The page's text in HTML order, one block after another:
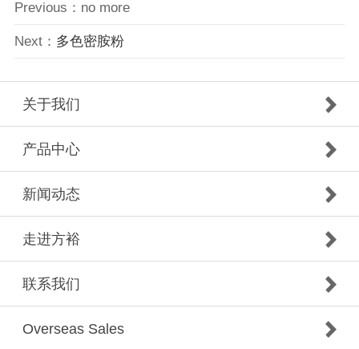
Previous：no more
Next： 多色密胺粉
关于我们
产品中心
新闻动态
走进方裕
联系我们
Overseas Sales